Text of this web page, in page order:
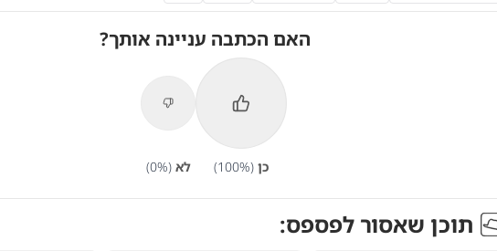
האם הכתבה עניינה אותך?
כן (
100%) לא (
0%)
תוכן שאסור לפספס: